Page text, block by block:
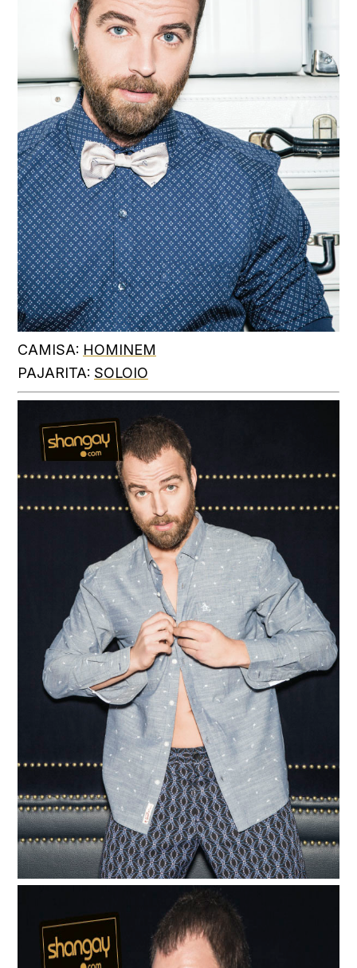
CAMISA: HOMINEM
PAJARITA: SOLOIO